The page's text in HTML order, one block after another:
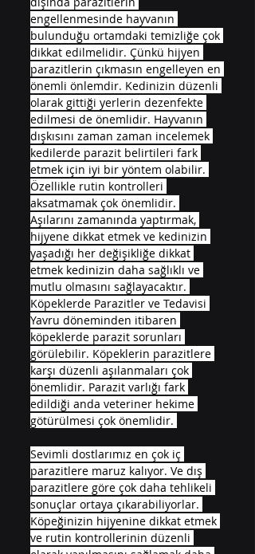
engellenmesinde hayvanın
bulunduğu ortamdaki temizliğe çok
dikkat edilmelidir. Çünkü hijyen
parazitlerin çıkmasın engelleyen en
önemli önlemdir. Kedinizin düzenli
olarak gittiği yerlerin dezenfekte
edilmesi de önemlidir. Hayvanın
dışkısını zaman zaman incelemek
kedilerde parazit belirtileri fark
etmek için iyi bir yöntem olabilir.
Özellikle rutin kontrolleri
aksatmamak çok önemlidir.
Aşılarını zamanında yaptırmak,
hijyene dikkat etmek ve kedinizin
yaşadığı her değişikliğe dikkat
etmek kedinizin daha sağlıklı ve
mutlu olmasını sağlayacaktır.
Köpeklerde Parazitler ve Tedavisi
Yavru döneminden itibaren
köpeklerde parazit sorunları
görülebilir. Köpeklerin parazitlere
karşı düzenli aşılanmaları çok
önemlidir. Parazit varlığı fark
edildiği anda veteriner hekime
götürülmesi çok önemlidir.
Sevimli dostlarımız en çok iç
parazitlere maruz kalıyor. Ve dış
parazitlere göre çok daha tehlikeli
sonuçlar ortaya çıkarabiliyorlar.
Köpeğinizin hijyenine dikkat etmek
ve rutin kontrollerinin düzenli